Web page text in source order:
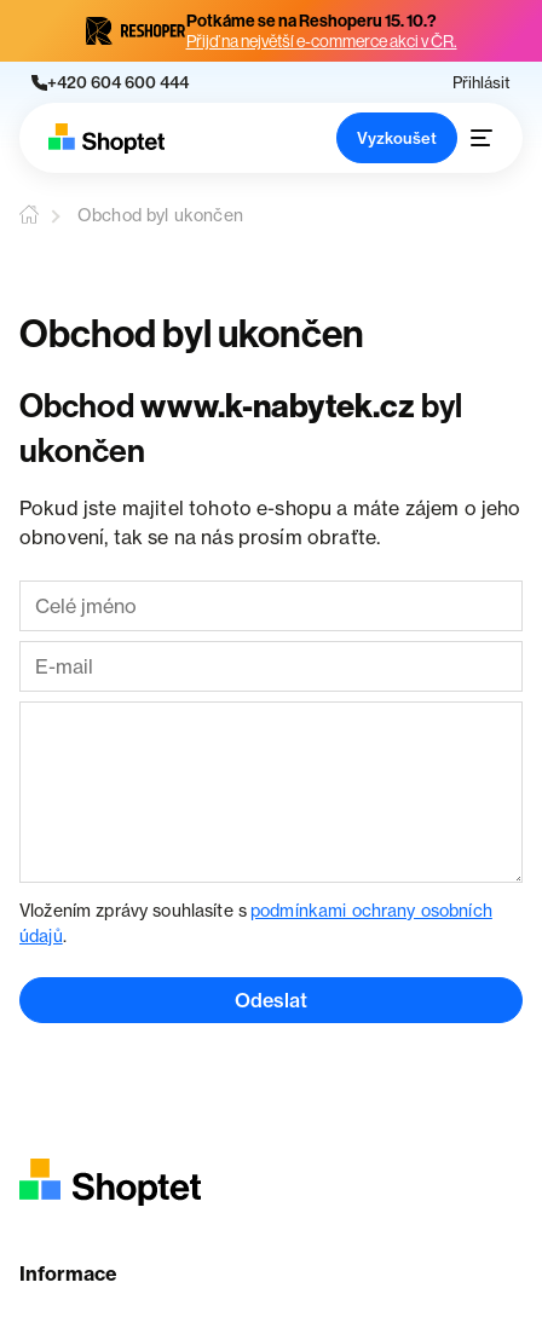
Potkáme se na Reshoperu 15. 10.?
Přijď na největší e-commerce akci v ČR.
+420 604 600 444 Přihlásit
Vyzkoušet
Obchod byl ukončen
Obchod byl ukončen
Obchodwww.k-nabytek.cz byl
ukončen
Pokud jste majitel tohoto e-shopu a máte zájem o jeho
obnovení, tak se na nás prosím obraťte.
Vložením zprávy souhlasíte spodmínkami ochrany osobních
údajů.
Odeslat
Informace